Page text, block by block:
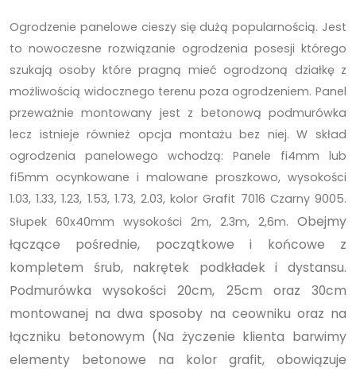
Ogrodzenie panelowe cieszy się dużą popularnością. Jest
to nowoczesne rozwiązanie ogrodzenia posesji którego
szukają osoby które pragną mieć ogrodzoną działkę z
możliwością widocznego terenu poza ogrodzeniem. Panel
przeważnie montowany jest z betonową podmurówka
lecz istnieje również opcja montażu bez niej. W skład
ogrodzenia panelowego wchodzą: Panele fi4mm lub
fi5mm ocynkowane i malowane proszkowo, wysokości
1.03, 1.33, 1.23, 1.53, 1.73, 2.03, kolor Grafit 7016 Czarny 9005.
Słupek 60x40mm wysokości 2m, 2.3m, 2,6m. Obejmy
łączące pośrednie, początkowe i końcowe z
kompletem śrub, nakrętek podkładek i dystansu.
Podmurówka wysokości 20cm, 25cm oraz 30cm
montowanej na dwa sposoby na ceowniku oraz na
łączniku betonowym (Na życzenie klienta barwimy
elementy betonowe na kolor grafit, obowiązuje